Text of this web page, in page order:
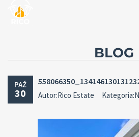
BLOG
PAŹ
30 Autor:Rico Estate